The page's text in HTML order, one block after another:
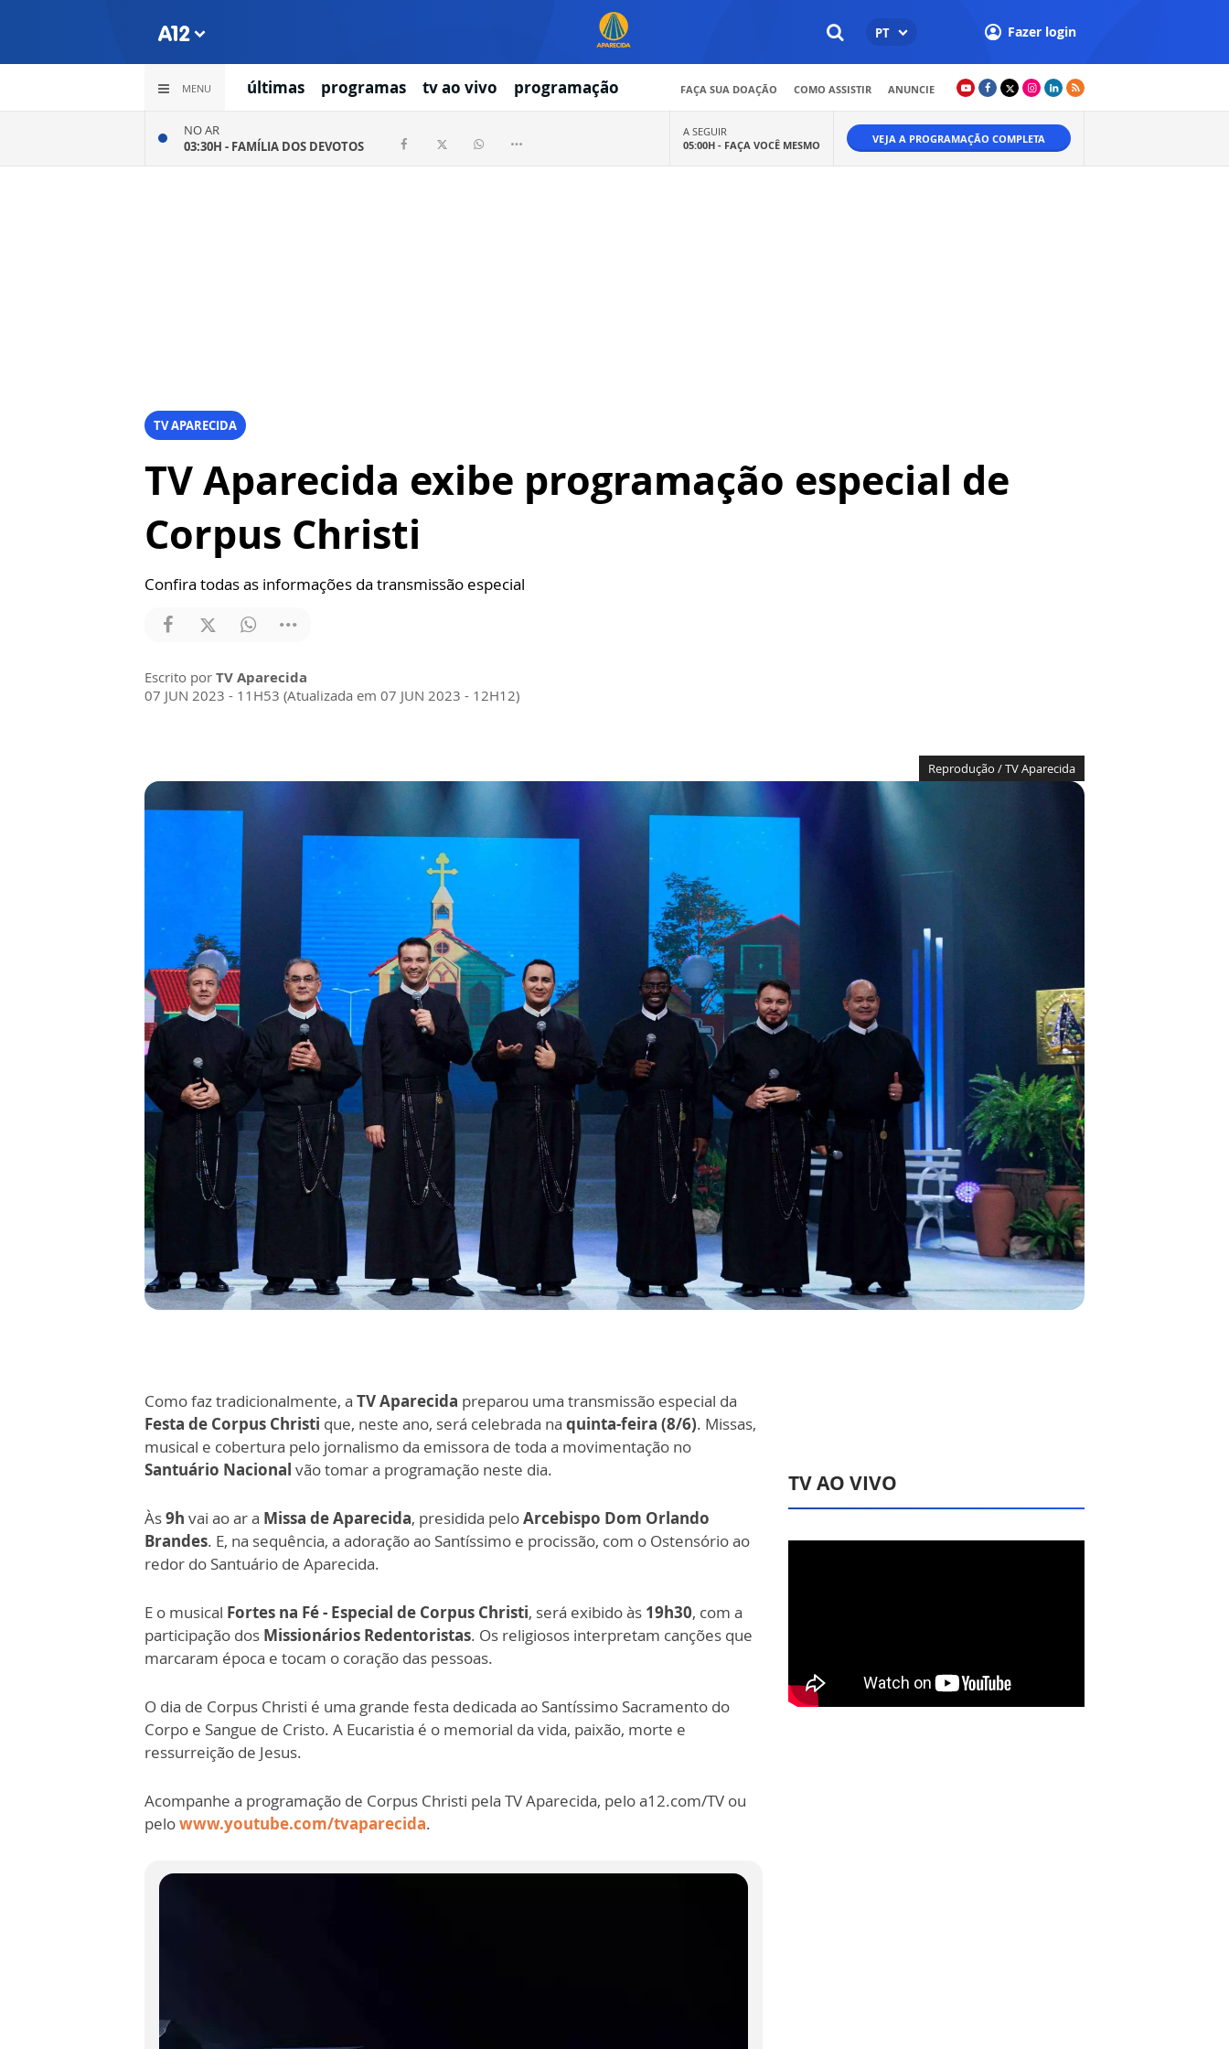
PT Fazer login
MENU últimas programas tv ao vivo programação FAÇA SUA DOAÇÃO COMO ASSISTIR ANUNCIE
NO AR
03:30H - FAMÍLIA DOS DEVOTOS
A SEGUIR
05:00H - FAÇA VOCÊ MESMO VEJA A PROGRAMAÇÃO COMPLETA
TV APARECIDA
TV Aparecida exibe programação especial de
Corpus Christi
Confira todas as informações da transmissão especial
Escrito por TV Aparecida
07 JUN 2023 - 11H53 (Atualizada em 07 JUN 2023 - 12H12)
Reprodução / TV Aparecida
Como faz tradicionalmente, a TV Aparecida preparou uma transmissão especial da
Festa de Corpus Christi que, neste ano, será celebrada na quinta-feira (8/6). Missas,
musical e cobertura pelo jornalismo da emissora de toda a movimentação no
Santuário Nacional vão tomar a programação neste dia.
Às9h vai ao ar a Missa de Aparecida, presidida peloArcebispo Dom Orlando
Brandes. E, na sequência, a adoração ao Santíssimo e procissão, com o Ostensório ao
redor do Santuário de Aparecida.
E o musical Fortes na Fé - Especial de Corpus Christi, será exibido às 19h30, com a
participação dos Missionários Redentoristas. Os religiosos interpretam canções que
marcaram época e tocam o coração das pessoas.
O dia de Corpus Christi é uma grande festa dedicada ao Santíssimo Sacramento do
Corpo e Sangue de Cristo. A Eucaristia é o memorial da vida, paixão, morte e
ressurreição de Jesus.
Acompanhe a programação de Corpus Christi pela TV Aparecida, pelo a12.com/TV ou
pelowww.youtube.com/tvaparecida.
TV AO VIVO